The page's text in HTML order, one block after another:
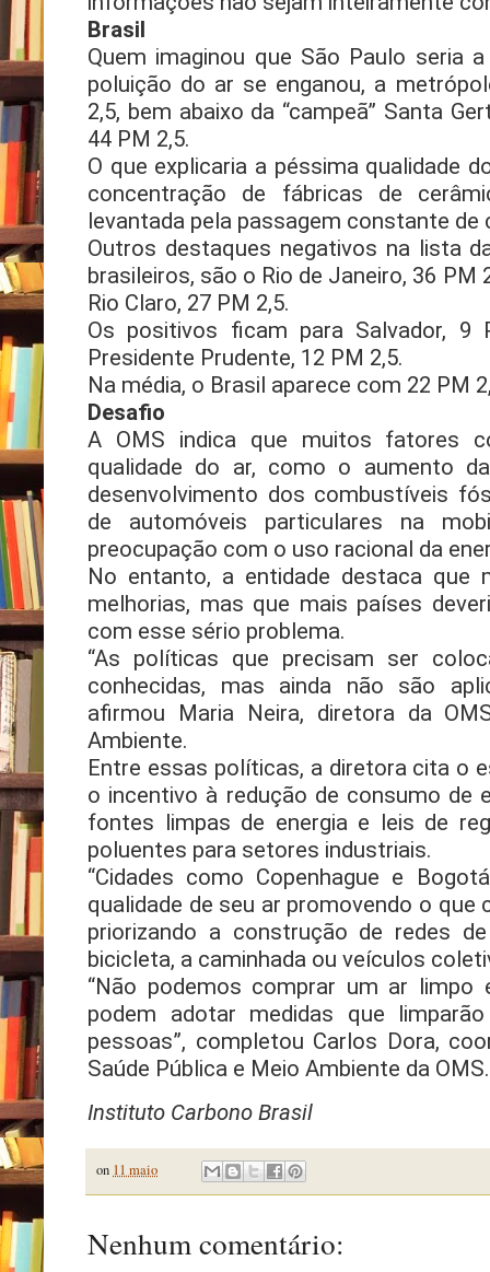
Brasil
Quem imaginou que São Paulo seria
poluição do ar se enganou, a
2,5, bem abaixo da “campeã” Santa
44 PM 2,5.
O que explicaria a péssima qualidade
concentração de fábricas de
levantada pela passagem constante de
Outros destaques negativos na lista
brasileiros, são o Rio de Janeiro, 36 PM
Rio Claro, 27 PM 2,5.
Os positivos ficam para Salvador, 9
Presidente Prudente, 12 PM 2,5.
Na média, o Brasil aparece com 22 PM
Desafio
A OMS indica que muitos fatores
qualidade do ar, como o aumento
desenvolvimento dos combustíveis
de automóveis particulares na
preocupação com o uso racional da
No entanto, a entidade destaca que
melhorias, mas que mais países
com esse sério problema.
“As políticas que precisam ser
conhecidas, mas ainda não são
afirmou Maria Neira, diretora da
Ambiente.
Entre essas políticas, a diretora cita o
o incentivo à redução de consumo de
fontes limpas de energia e leis de
poluentes para setores industriais.
“Cidades como Copenhague e
qualidade de seu ar promovendo o que
priorizando a construção de redes
bicicleta, a caminhada ou veículos
“Não podemos comprar um ar limpo
podem adotar medidas que
pessoas”, completou Carlos Dora,
Saúde Pública e Meio Ambiente da OMS.
Instituto Carbono Brasil
on 11 maio
Nenhum comentário: